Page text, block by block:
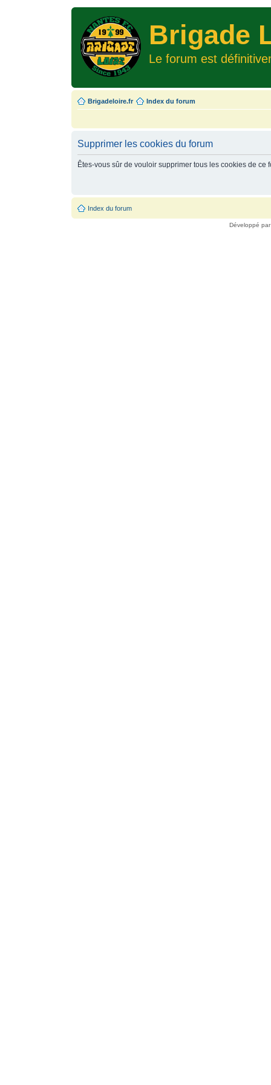
Brigade
Le forum est
Brigadeloire.fr Index du forum
Supprimer les cookies du forum
Êtes-vous sûr de vouloir supprimer tous les cookies de ce
Index du forum
Développé